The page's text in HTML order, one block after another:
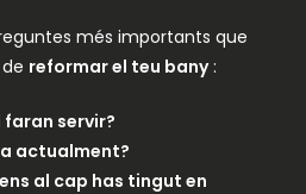
més importants que
reformar el teu bany:
servir?
actualment?
al cap has tingut en